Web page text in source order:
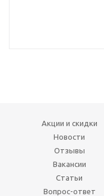
Акции и скидки
Новости
Отзывы
Вакансии
Статьи
Вопрос-ответ